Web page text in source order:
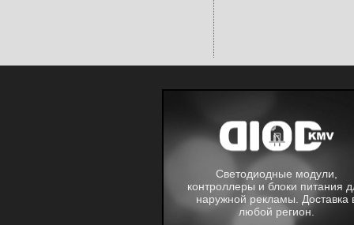
Светодиодные модули,
контроллеры и блоки питания
наружной рекламы. Доставка
любой регион.